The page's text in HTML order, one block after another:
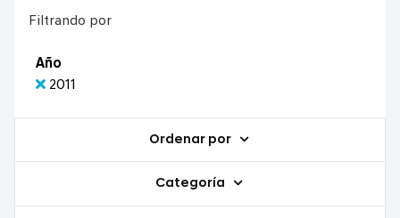
Filtrando por
Año
2011
Ordenar por
Categoría